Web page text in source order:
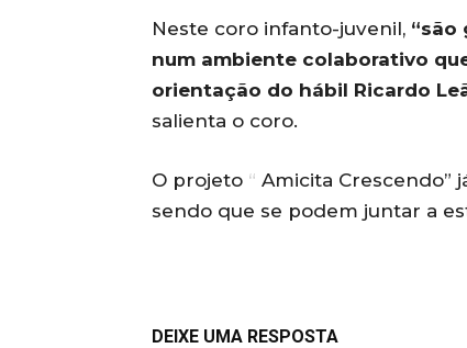
Neste coro infanto-juvenil, “são
num ambiente colaborativo
orientação do hábil Ricardo
salienta o coro.
O projeto “ Amicita Crescendo”
sendo que se podem juntar a
DEIXE UMA RESPOSTA